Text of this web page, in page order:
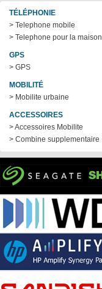
TÉLÉPHONIE
> Telephone mobile
> Telephone pour la maison
GPS
> GPS
MOBILITÉ
> Mobilite urbaine
ACCESSOIRES
> Accessoires Mobilite
> Combine supplementaire